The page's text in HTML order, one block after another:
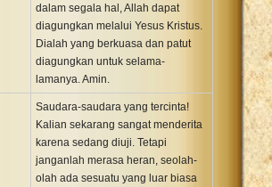
dalam segala hal, Allah dapat
diagungkan melalui Yesus Kristus.
Dialah yang berkuasa dan patut
diagungkan untuk selama-
lamanya. Amin.
Saudara-saudara yang tercinta!
Kalian sekarang sangat menderita
karena sedang diuji. Tetapi
janganlah merasa heran, seolah-
olah ada sesuatu yang luar biasa